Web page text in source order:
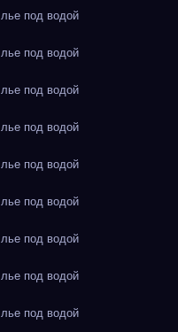
под водой
под водой
под водой
под водой
под водой
под водой
под водой
под водой
под водой